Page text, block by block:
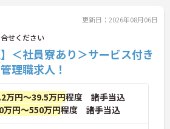
すのでお気軽にご相談くだ更新日：2026年08月06日
せください
】＜社員寮あり＞サービス付き
理職求人！
万円～39.5万円程度 諸手当込
万円～550万円程度 諸手当込